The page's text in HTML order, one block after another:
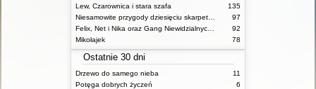
Lew, Czarownica i stara szafa
135
97
92
Mikołajek
78
Ostatnie 30 dni
Drzewo do samego nieba
11
Potęga dobrych życzeń
6